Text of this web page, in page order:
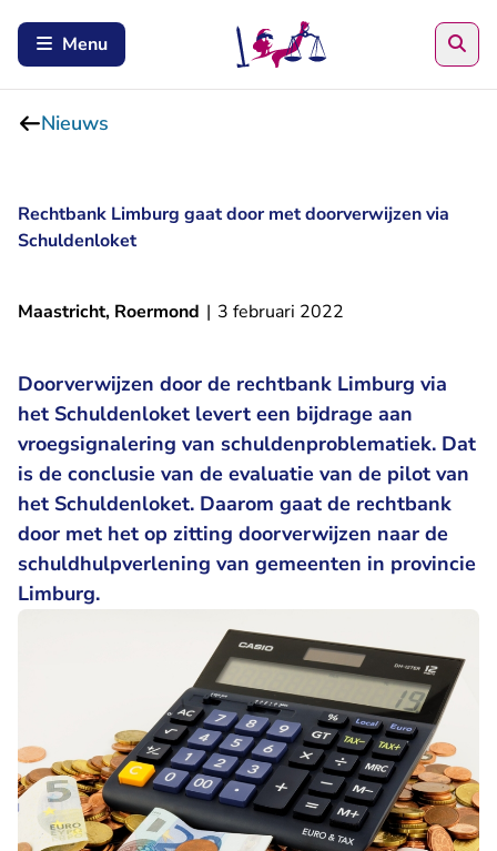
Menu
Nieuws
Rechtbank Limburg gaat door met doorverwijzen via
Schuldenloket
Maastricht, Roermond | 3 februari 2022
Doorverwijzen door de rechtbank Limburg via
het Schuldenloket levert een bijdrage aan
vroegsignalering van schuldenproblematiek. Dat
is de conclusie van de evaluatie van de pilot van
het Schuldenloket. Daarom gaat de rechtbank
door met het op zitting doorverwijzen naar de
schuldhulpverlening van gemeenten in provincie
Limburg.